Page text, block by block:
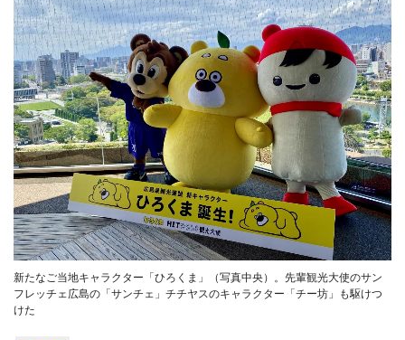
新たなご当地キャラクター「ひろくま」（写真中央）。先輩観光大使のサン
フレッチェ広島の「サンチェ」チチヤスのキャラクター「チー坊」も駆けつ
けた